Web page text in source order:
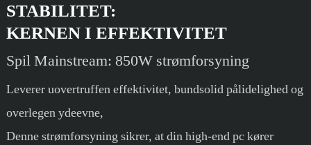
STABILITET:
KERNEN I EFFEKTIVITET
Spil Mainstream: 850W strømforsyning
Leverer uovertruffen effektivitet, bundsolid pålidelighed og
overlegen ydeevne,
Denne strømforsyning sikrer, at din high-end pc kører